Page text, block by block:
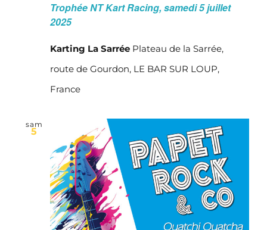
Trophée NT Kart Racing, samedi 5 juillet
2025
Karting La Sarrée Plateau de la Sarrée,
route de Gourdon, LE BAR SUR LOUP,
France
sam
5